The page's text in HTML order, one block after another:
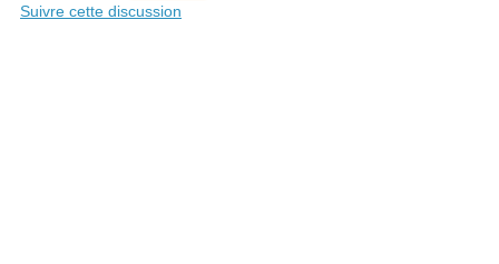
Suivre cette discussion